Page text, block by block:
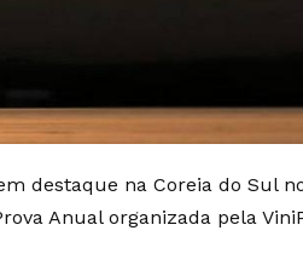
destaque na Coreia do Sul
Anual organizada pela